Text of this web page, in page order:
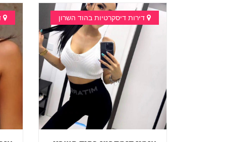
דירות דיסקרטיות בהוד השרון